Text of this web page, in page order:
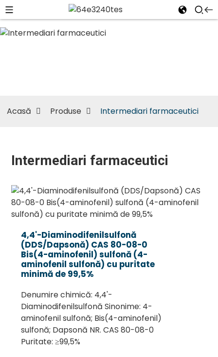
Acasă Produse Intermediari farmaceutici
Intermediari farmaceutici
4,4'-Diaminodifenilsulfonă
(DDS/Dapsonă) CAS 80-08-0
Bis(4-aminofenil) sulfonă (4-
aminofenil sulfonă) cu puritate
minimă de 99,5%
Denumire chimică: 4,4'-
Diaminodifenilsulfonă Sinonime: 4-
aminofenil sulfonă; Bis(4-aminofenil)
sulfonă; Dapsonă NR. CAS 80-08-0
Puritate: ≥99,5%